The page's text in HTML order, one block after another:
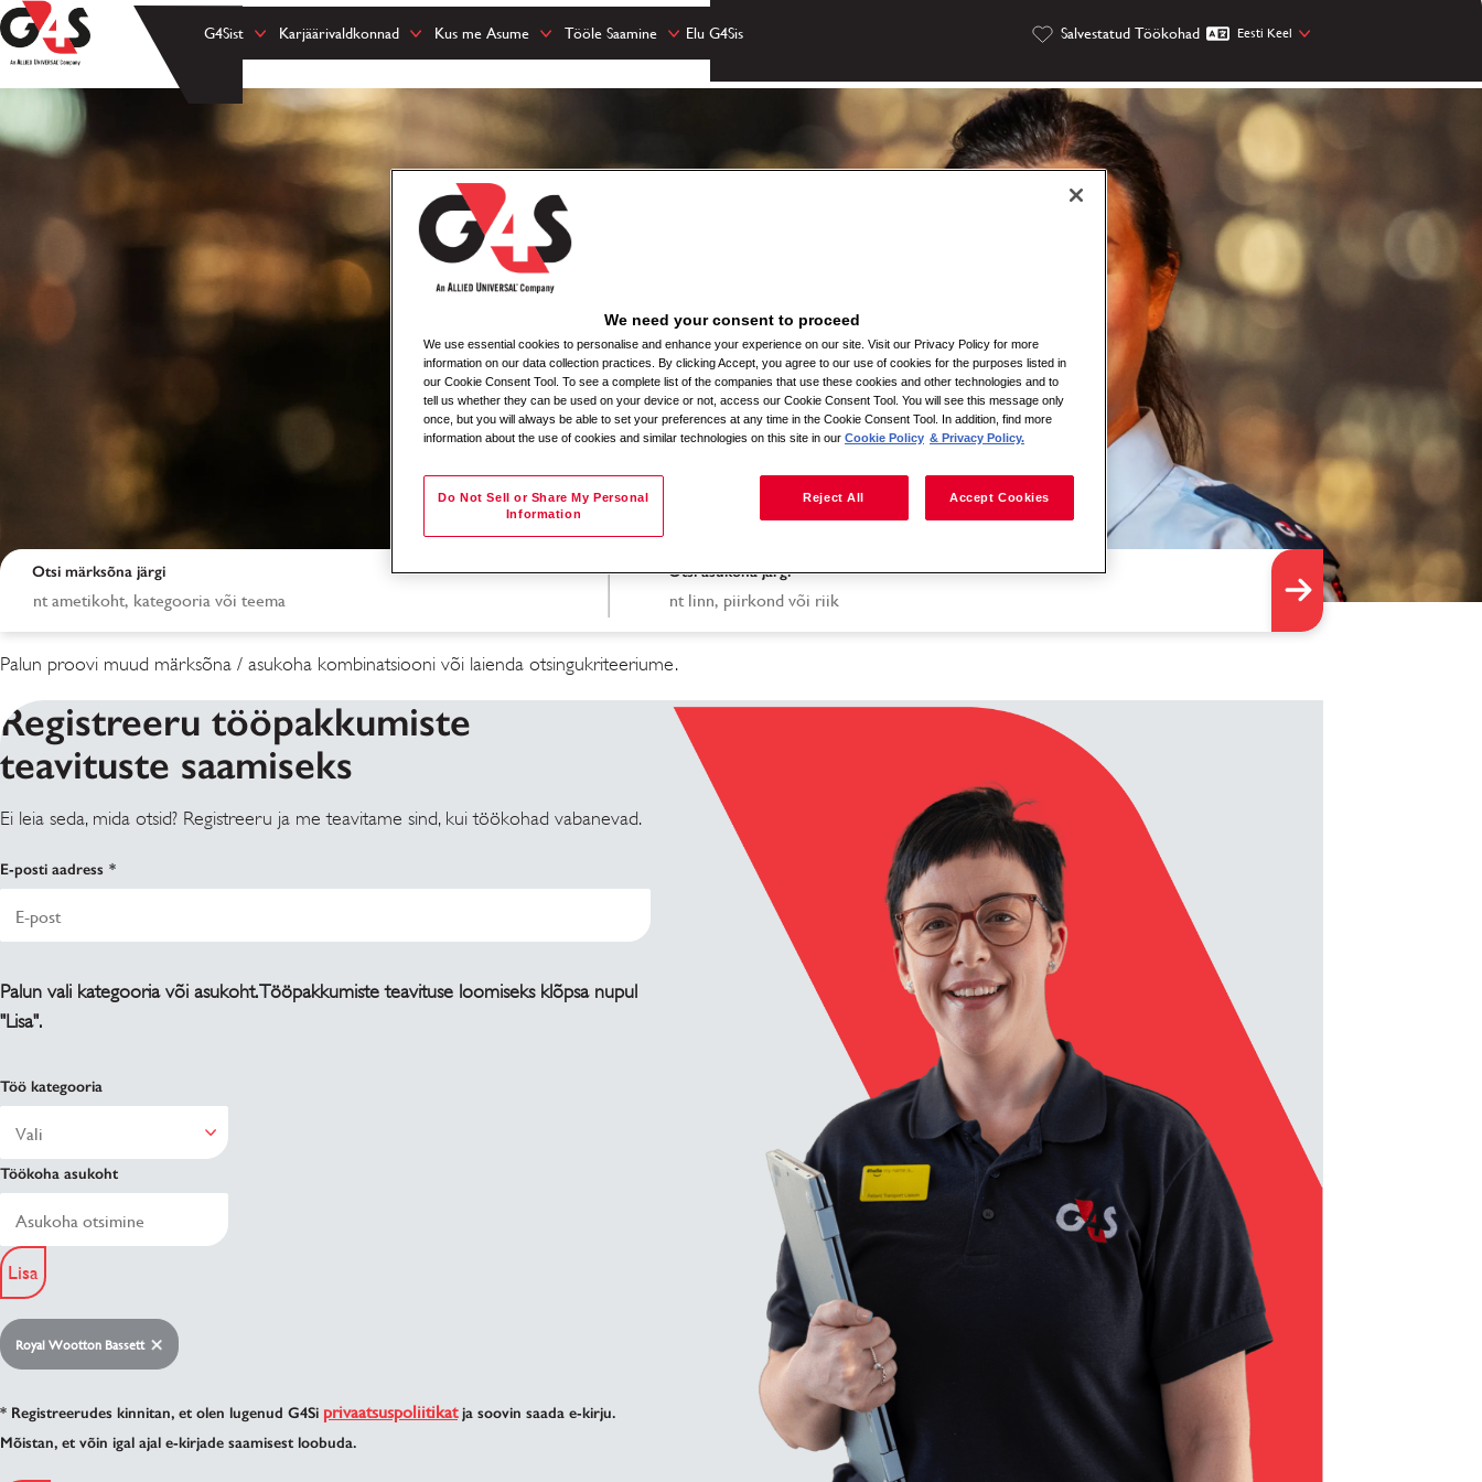
G4Sist Karjäärivaldkonnad Kus me Asume Tööle Saamine Elu G4Sis Salvestatud Töökohad Eesti Keel
Otsingutulemused
Otsi märksõna järgi Otsi asukoha järgi
Palun proovi muud märksõna / asukoha kombinatsiooni või laienda otsingukriteeriume.
Registreeru tööpakkumiste
teavituste saamiseks
Ei leia seda, mida otsid? Registreeru ja me teavitame sind, kui töökohad vabanevad.
E-posti aadress
Palun vali kategooria või asukoht. Tööpakkumiste teavituse loomiseks klõpsa nupul
"Lisa".
Töö kategooria
Töökoha asukoht
Lisa
Royal Wootton Bassett
* Registreerudes kinnitan, et olen lugenud G4Si privaatsuspoliitikatja soovin saada e-kirju.
Mõistan, et võin igal ajal e-kirjade saamisest loobuda.
We need your consent to proceed
We use essential cookies to personalise and enhance your experience on our site. Visit our Privacy Policy for more
information on our data collection practices. By clicking Accept, you agree to our use of cookies for the purposes listed in
our Cookie Consent Tool. To see a complete list of the companies that use these cookies and other technologies and to
tell us whether they can be used on your device or not, access our Cookie Consent Tool. You will see this message only
once, but you will always be able to set your preferences at any time in the Cookie Consent Tool. In addition, find more
information about the use of cookies and similar technologies on this site in our Cookie Policy & Privacy Policy.
Do Not Sell or Share My Personal
Information
Reject All Accept Cookies